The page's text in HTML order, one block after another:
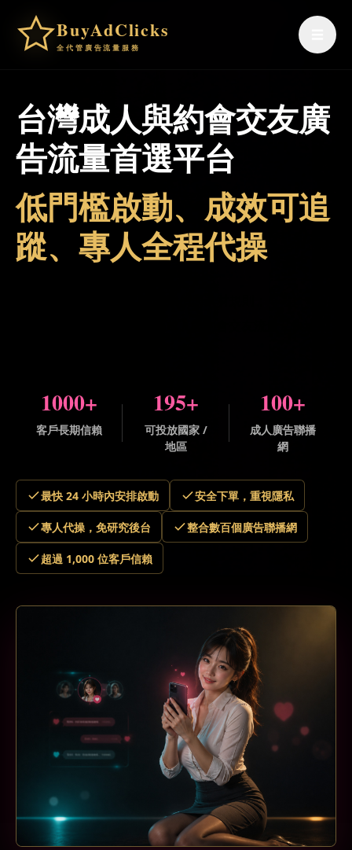
BuyAdClicks
全代管廣告流量服務
台灣成人與約會交友廣
告流量首選平台
低門檻啟動、成效可追
蹤、專人全程代操
1000+
客戶長期信賴
195+
可投放國家 /
地區
100+
成人廣告聯播
網
最快 24 小時內安排啟動 安全下單，重視隱私
專人代操，免研究後台 整合數百個廣告聯播網
超過 1,000 位客戶信賴